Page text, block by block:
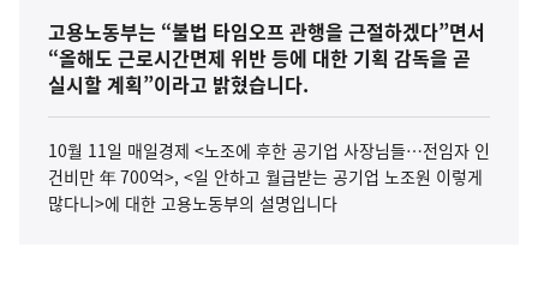
고용노동부는 “불법 타임오프 관행을 근절하겠다”면서
“올해도 근로시간면제 위반 등에 대한 기획 감독을 곧
실시할 계획”이라고 밝혔습니다.
10월 11일 매일경제 <노조에 후한 공기업 사장님들…전임자 인
건비만 年 700억>, <일 안하고 월급받는 공기업 노조원 이렇게
많다니>에 대한 고용노동부의 설명입니다